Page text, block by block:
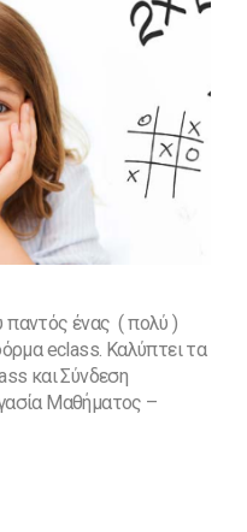
παντός ένας ( πολύ )
eclass. Καλύπτει τα
και Σύνδεση
Μαθήματος –